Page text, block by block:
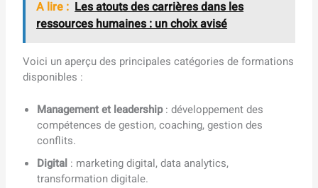
A lire : Les atouts des carrières dans les
ressources humaines : un choix avisé
Voici un aperçu des principales catégories de formations
disponibles :
Management et leadership: développement des
compétences de gestion, coaching, gestion des
conflits.
Digital : marketing digital, data analytics,
transformation digitale.